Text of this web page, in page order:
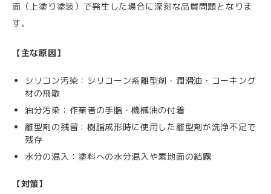
面（上塗り塗装）で発生した場合に深刻な品質問題となりま
す。
【主な原因】
シリコン汚染：シリコーン系離型剤・潤滑油・コーキング
材の飛散
油分汚染：作業者の手脂・機械油の付着
離型剤の残留：樹脂成形時に使用した離型剤が洗浄不足で
残存
水分の混入：塗料への水分混入や素地面の結露
【対策】